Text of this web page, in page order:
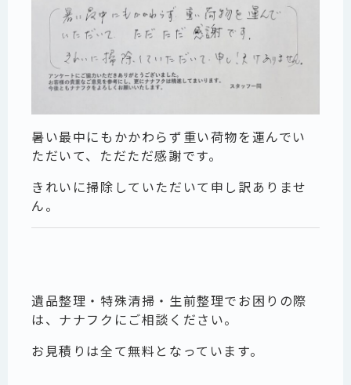
暑い最中にもかかわらず重い荷物を運んでい
ただいて、ただただ感謝です。
きれいに掃除していただいて申し訳ありませ
ん。
遺品整理・特殊清掃・生前整理でお困りの際
は、ナナフクにご相談ください。
お見積りは全て無料となっています。